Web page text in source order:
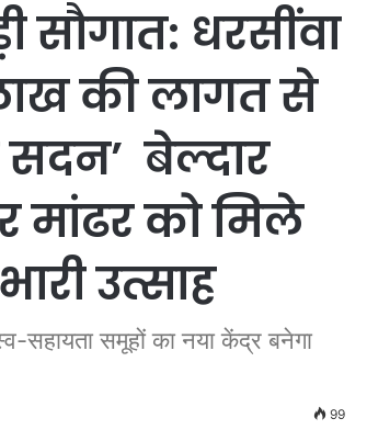
सौगात: धरसींवा
की लागत से
बेल्दार
मांढर को मिले
उत्साह
सहायता समूहों का नया केंद्र बनेगा
99